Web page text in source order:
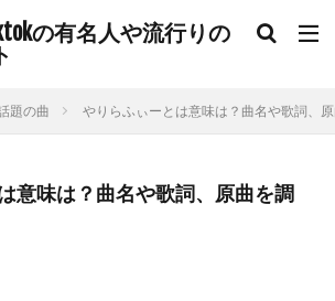
の有名人や流行りの
題の曲 やりらふぃーとは意味は？曲名や歌詞、
意味は？曲名や歌詞、原曲を調